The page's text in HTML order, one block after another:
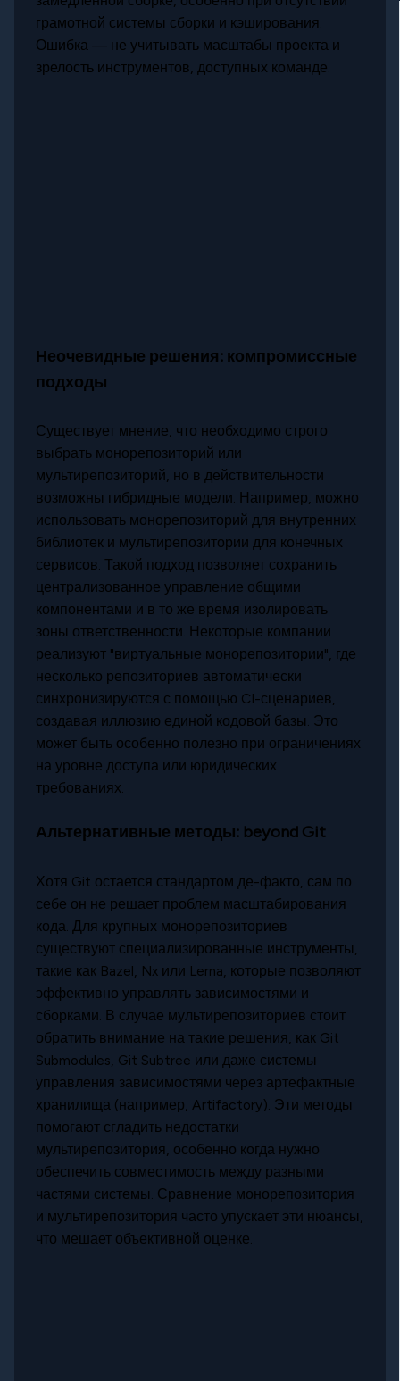
грамотной системы сборки и кэширования.
Ошибка — не учитывать масштабы проекта и
зрелость инструментов, доступных команде.
Неочевидные решения: компромиссные
подходы
Существует мнение, что необходимо строго
выбрать монорепозиторий или
мультирепозиторий, но в действительности
возможны гибридные модели. Например, можно
использовать монорепозиторий для внутренних
библиотек и мультирепозитории для конечных
сервисов. Такой подход позволяет сохранить
централизованное управление общими
компонентами и в то же время изолировать
зоны ответственности. Некоторые компании
реализуют "виртуальные монорепозитории", где
несколько репозиториев автоматически
синхронизируются с помощью CI-сценариев,
создавая иллюзию единой кодовой базы. Это
может быть особенно полезно при ограничениях
на уровне доступа или юридических
требованиях.
Альтернативные методы: beyond Git
Хотя Git остается стандартом де-факто, сам по
себе он не решает проблем масштабирования
кода. Для крупных монорепозиториев
существуют специализированные инструменты,
такие как Bazel, Nx или Lerna, которые позволяют
эффективно управлять зависимостями и
сборками. В случае мультирепозиториев стоит
обратить внимание на такие решения, как Git
Submodules, Git Subtree или даже системы
управления зависимостями через артефактные
хранилища (например, Artifactory). Эти методы
помогают сгладить недостатки
мультирепозитория, особенно когда нужно
обеспечить совместимость между разными
частями системы. Сравнение монорепозитория
и мультирепозитория часто упускает эти нюансы,
что мешает объективной оценке.